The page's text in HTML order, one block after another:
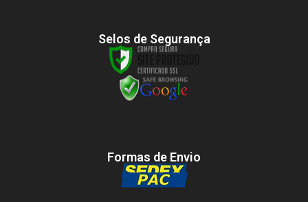
Selos de Segurança
Formas de Envio